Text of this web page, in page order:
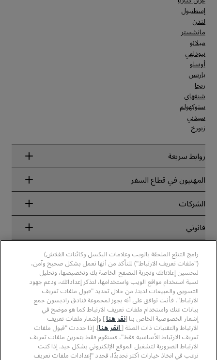
إسطنبول
لندن
مانشستر
ميلانو
نيودلهي
أوسلو
باريس
ريجا
شنغهاي
ستوكهولم
سيدني
زيورخ
روابط سريعة
Radisson Rewards
ضمان أفضل سعر حجز عبر الإنترنت
Blog
الوجهات
تطبيق فنادق راديسون
الفنادق المعتمدة في مجال الرياضة
فنادق مناسبة للعائلات
الصحة والسلامة
المهنيون في قطاع السفر
الشركاء
الشركات
مجموعة فنادق راديسون
وسائل الإعلام
الوظائف، مجموعة فنادق PPHE
الوظائف في مجموعة فنادق EHL
The Club by RHG
فرص التنمية
الأعمال المسؤولة
المشتريات
قانوني
الإشعار القانوني
شروط برنامج Radisson Rewards وأحكامه
اتفاقية استخدام الموقع
سهولة التصفح الرقمي
بيان الرق ّ المعاصر
مساعدة
تنبيهات للمستهلكين
بيانات الاتصال
الأسئلة الشائعة
خريطة الموقع
وسائل التواصل الاجتماعي
علامات فنادق راديسون التجارية
رامج التتبّع الملحقة بالويب وعلامات البكسل وكائنات الفلاش)
("ملفات تعريف الارتباط") للتأكد من أنها تعمل بشكل صحيح وآمن،
لتحسين إعلاناتك وتجربة التصفح الخاصة بك وتخصيصها، وتحليل
نسبة استخدام مواقع الويب واستخدامها، لتذكر إعداداتك، ودعم جهود
التسويق والمبيعات لدينا. من خلال تحديد "قبول ملفات تعريف
الارتباط"، فأنت توافق على أنه يجوز لمجموعة فنادق راديسون جمع
بيانات عنك واستخدام ملفات تعريف الارتباط كما هو موضح في
إشعار الخصوصية الخاص بنا [نقر هنا ] وإشعار ملفات تعريف
الارتباط والتقنيات ذات الصلة [ انقر هنا]. إذا حددت "قبول ملفات
تعريف الارتباط الأساسية فقط"، فسنقوم فقط بتخزين ملفات تعريف
الارتباط الضرورية لتشغيل الموقع الإلكتروني بشكل جيد. إذا كنت
ترغب في اتخاذ خيارات أكثر تحديدًا، فحدد "إعدادات ملفات تعريف